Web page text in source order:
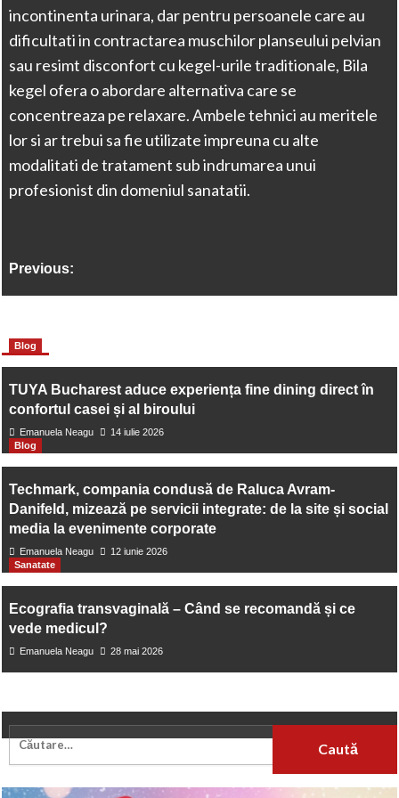
incontinenta urinara, dar pentru persoanele care au
dificultati in contractarea muschilor planseului pelvian
sau resimt disconfort cu kegel-urile traditionale, Bila
kegel ofera o abordare alternativa care se
concentreaza pe relaxare. Ambele tehnici au meritele
lor si ar trebui sa fie utilizate impreuna cu alte
modalitati de tratament sub indrumarea unui
profesionist din domeniul sanatatii.
Previous:
Cum să devii mai fotogenică și fără inhibiții în fața camerei
Stories
Blog
TUYA Bucharest aduce experiența fine dining direct în
confortul casei și al biroului
Emanuela Neagu
14 iulie 2026
Blog
Techmark, compania condusă de Raluca Avram-
Danifeld, mizează pe servicii integrate: de la site și social
media la evenimente corporate
Emanuela Neagu
12 iunie 2026
Sanatate
Ecografia transvaginală – Când se recomandă și ce
vede medicul?
Emanuela Neagu 28 mai 2026